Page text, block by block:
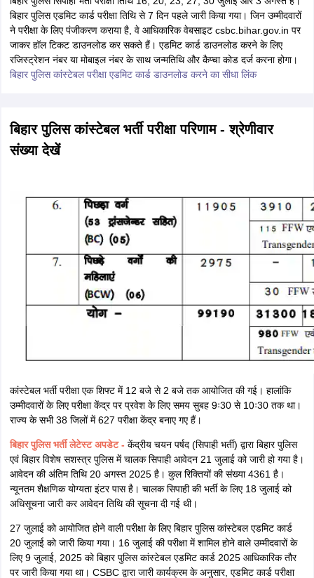
परीक्षा के अगले चरण पीईटी में शामिल हुए। परीक्षा में शामिल उम्मीदवार CSBC की
आधिकारिक वेबसाइट csbc.bihar.gov.in पर लेटेस्ट अपडेट देख सकते हैं।
सीएसबीसी द्वारा बिहार पुलिस कांस्टेबल भर्ती परीक्षा का आयोजन 16 जुलाई से 3 अगस्त
2025 तक किया गया था।
बिहार पुलिस सिपाही भर्ती परीक्षा तिथि 16, 20, 23, 27, 30 जुलाई और 3 अगस्त है।
बिहार पुलिस एडमिट कार्ड परीक्षा तिथि से 7 दिन पहले जारी किया गया। जिन उम्मीदवारों
ने परीक्षा के लिए पंजीकरण कराया है, वे आधिकारिक वेबसाइट csbc.bihar.gov.in पर
जाकर हॉल टिकट डाउनलोड कर सकते हैं। एडमिट कार्ड डाउनलोड करने के लिए
रजिस्ट्रेशन नंबर या मोबाइल नंबर के साथ जन्मतिथि और कैप्चा कोड दर्ज करना होगा।
बिहार पुलिस कांस्टेबल भर्ती परीक्षा परिणाम - श्रेणीवार
संख्या देखें